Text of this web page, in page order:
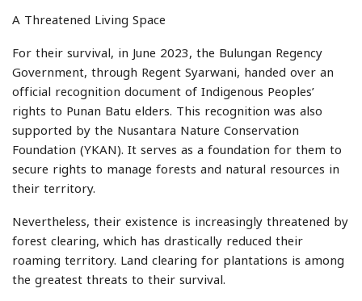
A Threatened Living Space
For their survival, in June 2023, the Bulungan Regency
Government, through Regent Syarwani, handed over an
official recognition document of Indigenous Peoples’
rights to Punan Batu elders. This recognition was also
supported by the Nusantara Nature Conservation
Foundation (YKAN). It serves as a foundation for them to
secure rights to manage forests and natural resources in
their territory.
Nevertheless, their existence is increasingly threatened by
forest clearing, which has drastically reduced their
roaming territory. Land clearing for plantations is among
the greatest threats to their survival.